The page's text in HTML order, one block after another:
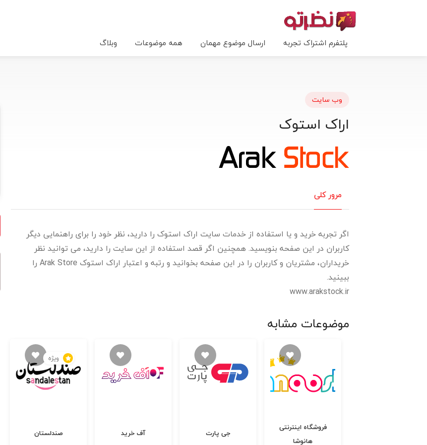
پلتفرم اشتراک تجربه ارسال موضوع مهمان همه موضوعات وبلاگ
وب سایت
اراک استوک
مرور کلی
اگر تجربه خرید و یا استفاده از خدمات سایت اراک استوک را دارید، نظر خود را برای راهنمایی دیگر
کاربران در این صفحه بنویسید. همچنین اگر قصد استفاده از این سایت را دارید، می توانید نظر
خریداران، مشتریان و کاربران را در این صفحه بخوانید و رتبه و اعتبار اراک استوک Arak Store را
ببینید.
www.arakstock.ir
موضوعات مشابه
ویژه
صندلستان آف خرید جی پارت
فروشگاه اینترنتی
هانوشا